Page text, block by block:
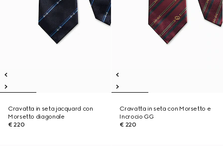
Cravatta in seta jacquard con
Morsetto diagonale
€ 220
Cravatta in seta con Morsetto e
Incrocio GG
€ 220